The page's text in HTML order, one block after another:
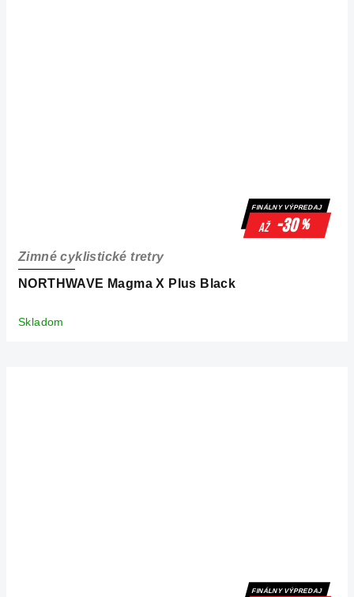
FINÁLNY VÝPREDAJ
až -30%
NORTHWAVE Magma X Plus Black
Zimné cyklistické tretry
Skladom
FINÁLNY VÝPREDAJ